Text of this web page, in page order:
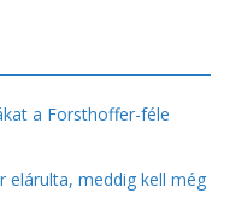
a Forsthoffer-féle
elárulta, meddig kell még